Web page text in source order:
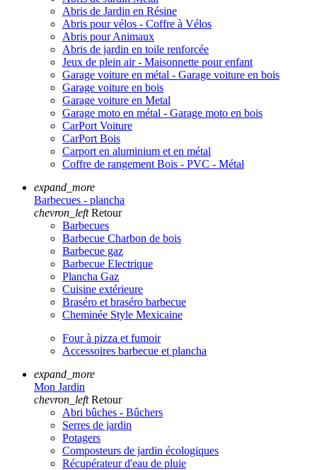
Abris de Jardin en Résine
Abris pour vélos - Coffre à Vélos
Abris pour Animaux
Abris de jardin en toile renforcée
Jeux de plein air - Maisonnette pour enfant
Garage voiture en métal - Garage voiture en bois
Garage voiture en bois
Garage voiture en Metal
Garage moto en métal - Garage moto en bois
CarPort Voiture
CarPort Bois
Carport en aluminium et en métal
Coffre de rangement Bois - PVC - Métal
expand_more
Barbecues - plancha
chevron_left Retour
Barbecues
Barbecue Charbon de bois
Barbecue gaz
Barbecue Electrique
Plancha Gaz
Cuisine extérieure
Braséro et braséro barbecue
Cheminée Style Mexicaine
Four à pizza et fumoir
Accessoires barbecue et plancha
expand_more
Mon Jardin
chevron_left Retour
Abri bûches - Bûchers
Serres de jardin
Potagers
Composteurs de jardin écologiques
Récupérateur d'eau de pluie